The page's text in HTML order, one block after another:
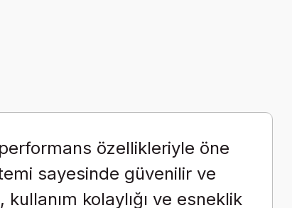
performans özellikleriyle öne
sayesinde güvenilir ve
kolaylığı ve esneklik